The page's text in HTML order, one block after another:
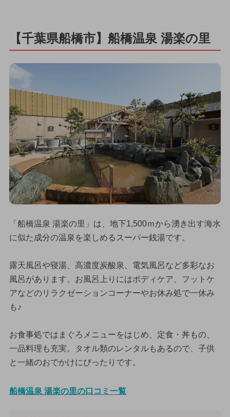
【千葉県船橋市】船橋温泉 湯楽の里
「船橋温泉 湯楽の里」は、地下1,500ｍから湧き出す海水
に似た成分の温泉を楽しめるスーパー銭湯です。
露天風呂や寝湯、高濃度炭酸泉、電気風呂など多彩なお
風呂があります。お風呂上りにはボディケア、フットケ
アなどのリラクゼーションコーナーやお休み処で一休み
も♪
お食事処ではまぐろメニューをはじめ、定食・丼もの、
一品料理も充実。タオル類のレンタルもあるので、子供
と一緒のおでかけにぴったりです。
船橋温泉 湯楽の里の口コミ一覧